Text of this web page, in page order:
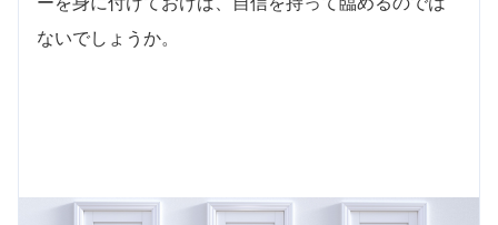
ないでしょうか。